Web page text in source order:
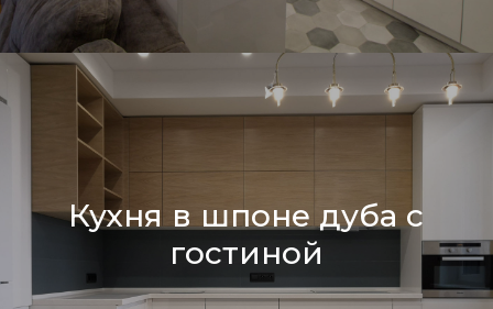
Кухня в шпоне дуба с
гостиной